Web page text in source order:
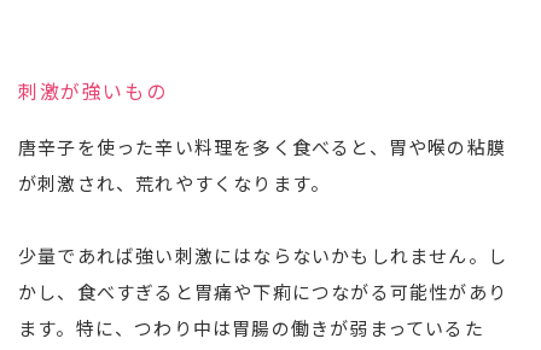
刺激が強いもの
唐辛子を使った辛い料理を多く食べると、胃や喉の粘膜
が刺激され、荒れやすくなります。
少量であれば強い刺激にはならないかもしれません。し
かし、食べすぎると胃痛や下痢につながる可能性があり
ます。特に、つわり中は胃腸の働きが弱まっているた